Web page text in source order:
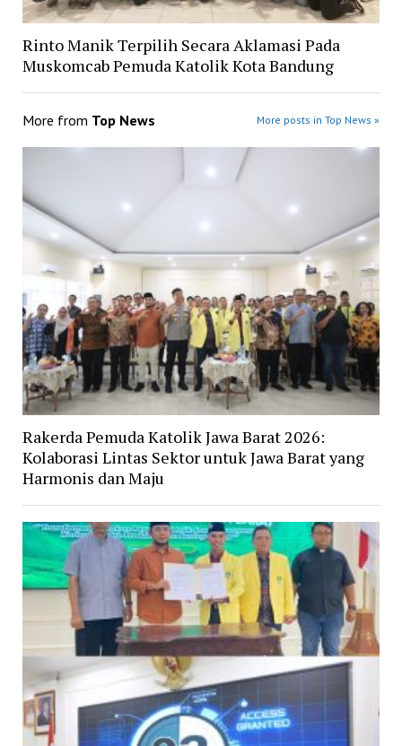
Rinto Manik Terpilih Secara Aklamasi Pada
Muskomcab Pemuda Katolik Kota Bandung
More from Top News More posts in Top News »
Rakerda Pemuda Katolik Jawa Barat 2026:
Kolaborasi Lintas Sektor untuk Jawa Barat yang
Harmonis dan Maju